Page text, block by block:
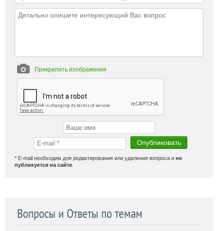
Прикрепить изображения
* E-mail необходим для редактирования или удаления вопроса и не
публикуется на сайте
Вопросы и Ответы по темам